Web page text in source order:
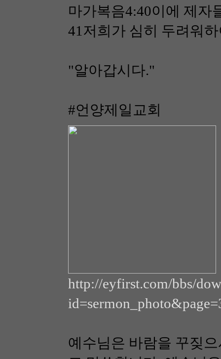
마가복음4:40이에 제자
41저희가 심히 두려워
"알아갑시다."
#언양제일교회
http://eyfirst.com/bbs/
예수님은 바람을 꾸짖